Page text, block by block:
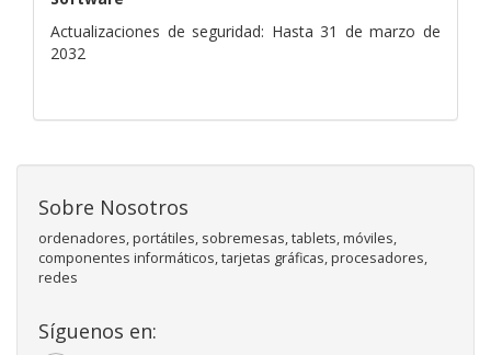
Actualizaciones de seguridad: Hasta 31 de marzo de
2032
Sobre Nosotros
ordenadores, portátiles, sobremesas, tablets, móviles,
componentes informáticos, tarjetas gráficas, procesadores,
redes
Síguenos en: